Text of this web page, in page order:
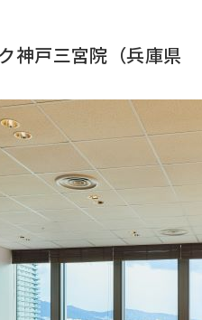
神戸三宮院 （兵庫県